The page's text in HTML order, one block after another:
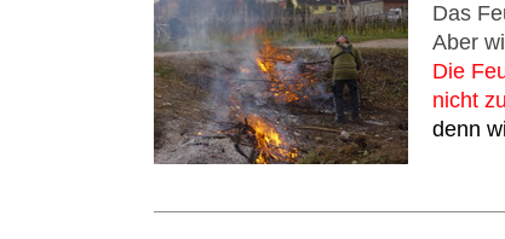
Das
Aber
Die
nicht
denn